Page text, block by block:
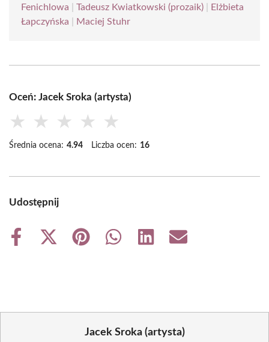
Fenichlowa
Tadeusz Kwiatkowski (prozaik)
Elżbieta
Łapczyńska
Maciej Stuhr
Oceń: Jacek Sroka (artysta)
★ ★ ★ ★ ★
Średnia ocena: 4.94 Liczba ocen: 16
Udostępnij
Share
Share
Share
Share
Share
Share
Jacek Sroka (artysta)